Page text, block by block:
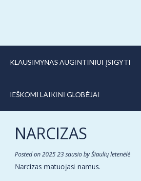
KLAUSIMYNAS AUGINTINIUI ĮSIGYTI
IEŠKOMI LAIKINI GLOBĖJAI
NARCIZAS
Posted on2025 23 sausiobyŠiaulių letenėlė
Narcizas matuojasi namus.